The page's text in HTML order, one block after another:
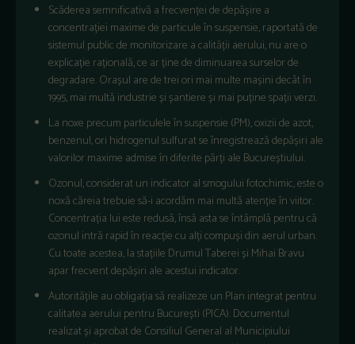
Scăderea semnificativă a frecvenței de depășire a
concentrației maxime de particule în suspensie, raportată de
sistemul public de monitorizare a calității aerului, nu are o
explicație rațională, ce ar ține de diminuarea surselor de
degradare. Orașul are de trei ori mai multe mașini decât în
1995, mai multă industrie și șantiere și mai puține spații verzi.
La noxe precum particulele în suspensie (PM), oxizii de azot,
benzenul, ori hidrogenul sulfurat se înregistrează depășiri ale
valorilor maxime admise în diferite părți ale Bucureștiului.
Ozonul, considerat un indicator al smogului fotochimic, este o
noxă căreia trebuie să-i acordăm mai multă atenție în viitor.
Concentrația lui este redusă, însă asta se întâmplă pentru că
ozonul intră rapid în reacție cu alți compuși din aerul urban.
Cu toate acestea, la stațiile Drumul Taberei și Mihai Bravu
apar frecvent depășiri ale acestui indicator.
Autoritățile au obligația să realizeze un Plan integrat pentru
calitatea aerului pentru București (PICA). Documentul
realizat și aprobat de Consiliul General al Municipiului